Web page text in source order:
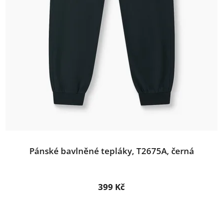
Pánské bavlněné tepláky, T2675A, černá
399 Kč